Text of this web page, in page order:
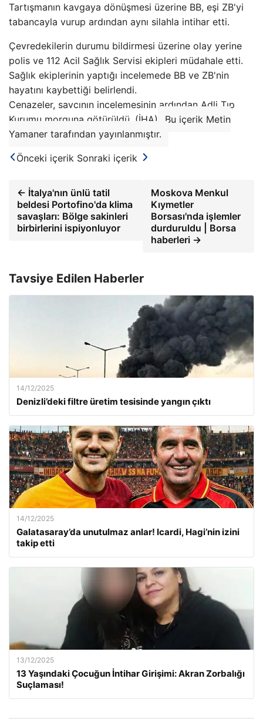
Tartışmanın kavgaya dönüşmesi üzerine BB, eşi ZB'yi
tabancayla vurup ardından aynı silahla intihar etti.
Çevredekilerin durumu bildirmesi üzerine olay yerine
polis ve 112 Acil Sağlık Servisi ekipleri müdahale etti.
Sağlık ekiplerinin yaptığı incelemede BB ve ZB'nin
hayatını kaybettiği belirlendi.
Cenazeler, savcının incelemesinin ardından Adli Tıp
Kurumu morguna götürüldü. (İHA)
Bu içerik Metin
Yamaner tarafından yayınlanmıştır.
Önceki içerik Sonraki içerik
← İtalya'nın ünlü tatil
beldesi Portofino'da klima
savaşları: Bölge sakinleri
birbirlerini ispiyonluyor
Moskova Menkul
Kıymetler
Borsası'nda işlemler
durduruldu | Borsa
haberleri →
Tavsiye Edilen Haberler
14/12/2025
Denizli’deki filtre üretim tesisinde yangın çıktı
14/12/2025
Galatasaray’da unutulmaz anlar! Icardi, Hagi’nin izini
takip etti
13/12/2025
13 Yaşındaki Çocuğun İntihar Girişimi: Akran Zorbalığı
Suçlaması!